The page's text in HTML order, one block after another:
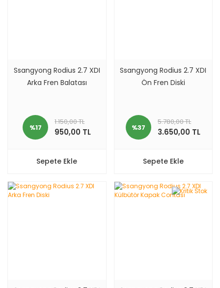
Ssangyong Rodius 2.7 XDI
Arka Fren Balatası
%17
1.150,00 TL
950,00 TL
Sepete Ekle
Ssangyong Rodius 2.7 XDI
Ön Fren Diski
%37
5.780,00 TL
3.650,00 TL
Sepete Ekle